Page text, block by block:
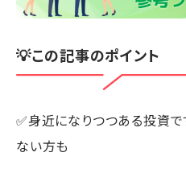
💡この記事のポイント
✅身近になりつつある投資
ない方も